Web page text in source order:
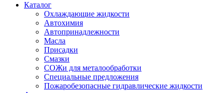
Каталог
Охлаждающие жидкости
Автохимия
Автопринадлежности
Масла
Присадки
Смазки
СОЖи для металообработки
Специальные предложения
Пожаробезопасные гидравлические жидкости